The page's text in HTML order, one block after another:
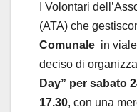
I Volontari
(ATA) che
Comunale in
deciso di
Day” per sabato
17.30, con una